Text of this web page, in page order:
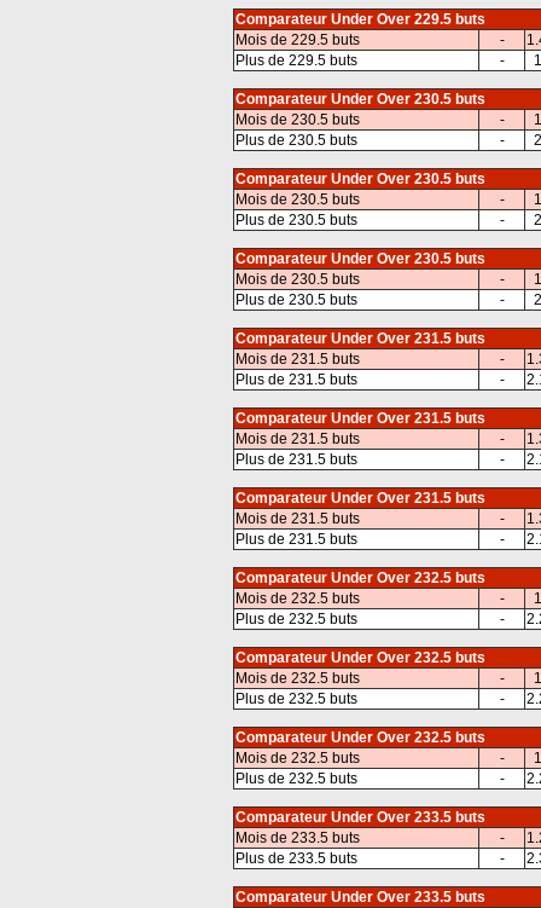
Comparateur Under Over 229.5 buts
Mois de 229.5 buts
-
Plus de 229.5 buts
-
Comparateur Under Over 230.5 buts
Mois de 230.5 buts
-
Plus de 230.5 buts
-
Comparateur Under Over 230.5 buts
Mois de 230.5 buts
-
Plus de 230.5 buts
-
Comparateur Under Over 230.5 buts
Mois de 230.5 buts
-
Plus de 230.5 buts
-
Comparateur Under Over 231.5 buts
Mois de 231.5 buts
-
Plus de 231.5 buts
-
Comparateur Under Over 231.5 buts
Mois de 231.5 buts
-
Plus de 231.5 buts
-
Comparateur Under Over 231.5 buts
Mois de 231.5 buts
-
Plus de 231.5 buts
-
Comparateur Under Over 232.5 buts
Mois de 232.5 buts
-
Plus de 232.5 buts
-
Comparateur Under Over 232.5 buts
Mois de 232.5 buts
-
Plus de 232.5 buts
-
Comparateur Under Over 232.5 buts
Mois de 232.5 buts
-
Plus de 232.5 buts
-
Comparateur Under Over 233.5 buts
Mois de 233.5 buts
-
Plus de 233.5 buts
-
Comparateur Under Over 233.5 buts